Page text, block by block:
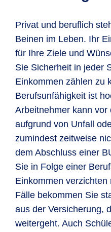
Privat und beruflich
Beinen im Leben. Ihr
für Ihre Ziele und
Sie Sicherheit in jeder
Einkommen zählen zu
Berufsunfähigkeit ist
Arbeitnehmer kann vor
aufgrund von Unfall
zumindest zeitweise
dem Abschluss einer
Sie in Folge einer
Einkommen
Fälle bekommen Sie
aus der Versicherung,
weitergeht. Auch